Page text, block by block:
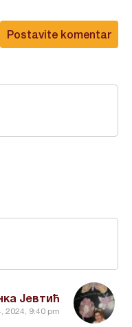
Postavite komentar
Јевтић
2024, 9:40 pm